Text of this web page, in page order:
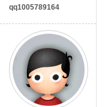
qq1005789164